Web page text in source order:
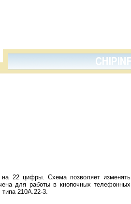
22 цифры. Схема позволяет изменять
для работы в кнопочных телефонных
210А.22-3.